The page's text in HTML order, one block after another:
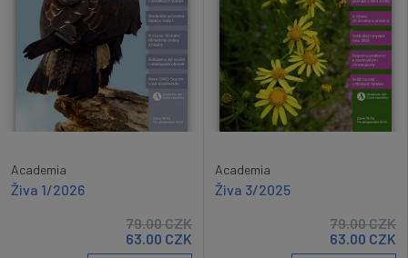
Academia
Živa 1/2026
79.00CZK
63.00 CZK
Academia
Živa 3/2025
79.00CZK
63.00 CZK